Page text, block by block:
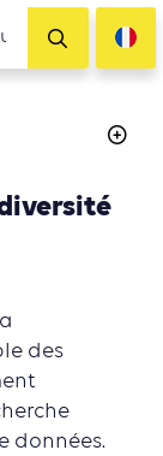
des
données.